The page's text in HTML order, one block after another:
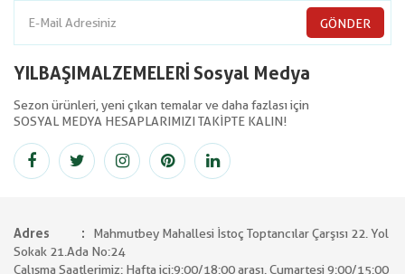
GÖNDER
YILBAŞIMALZEMELERİ Sosyal Medya
Sezon ürünleri, yeni çıkan temalar ve daha fazlası için
SOSYAL MEDYA HESAPLARIMIZI TAKİPTE KALIN!
Adres
Mahmutbey Mahallesi İstoç Toptancılar Çarşısı 22. Yol
Sokak 21.Ada No:24
Çalışma Saatlerimiz: Hafta içi:9:00/18:00 arası. Cumartesi 9:00/15:00